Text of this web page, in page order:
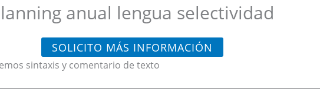
anual lengua selectividad
SOLICITO MÁS INFORMACIÓN
sintaxis y comentario de texto